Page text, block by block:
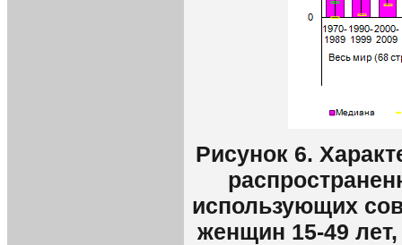
Рисунок 6.
использующих
женщин 15-49